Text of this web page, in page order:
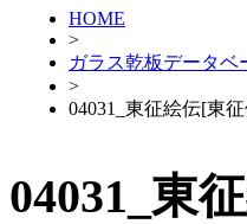
HOME
>
ガラス乾板データベ
>
04031_東征絵伝[東
04031_東